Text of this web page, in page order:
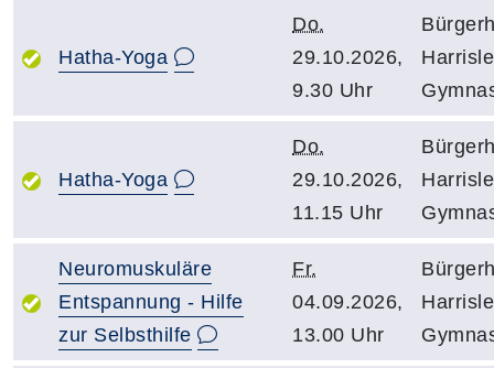
Hatha-Yoga
Do.
29.10.2026,
9.30 Uhr
Hatha-Yoga
Do.
29.10.2026,
11.15 Uhr
Neuromuskuläre
Entspannung - Hilfe
zur Selbsthilfe
Fr.
04.09.2026,
13.00 Uhr